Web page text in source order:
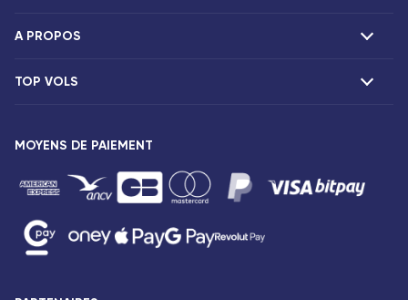
F.A.Q et contacts
Destinations
A PROPOS
Présentation
Espace presse
Conditions tarifaires
Droits des passagers
Conditions générales de vente
Plan du site
TOP VOLS
Vols Paris Saint-Denis
Vols Paris Dzaoudzi
MOYENS DE PAIEMENT